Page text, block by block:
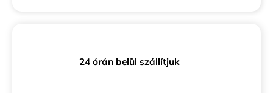
24 órán belül szállítjuk